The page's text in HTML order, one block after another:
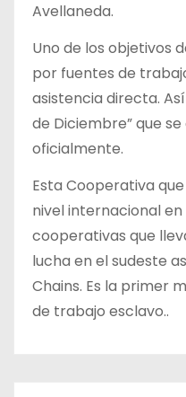
Avellaneda.
Uno de los objetivos
por fuentes de
asistencia directa.
de Diciembre” que
oficialmente.
Esta Cooperativa
nivel internacional
cooperativas que
lucha en el sudeste
Chains. Es la primer
de trabajo esclavo..